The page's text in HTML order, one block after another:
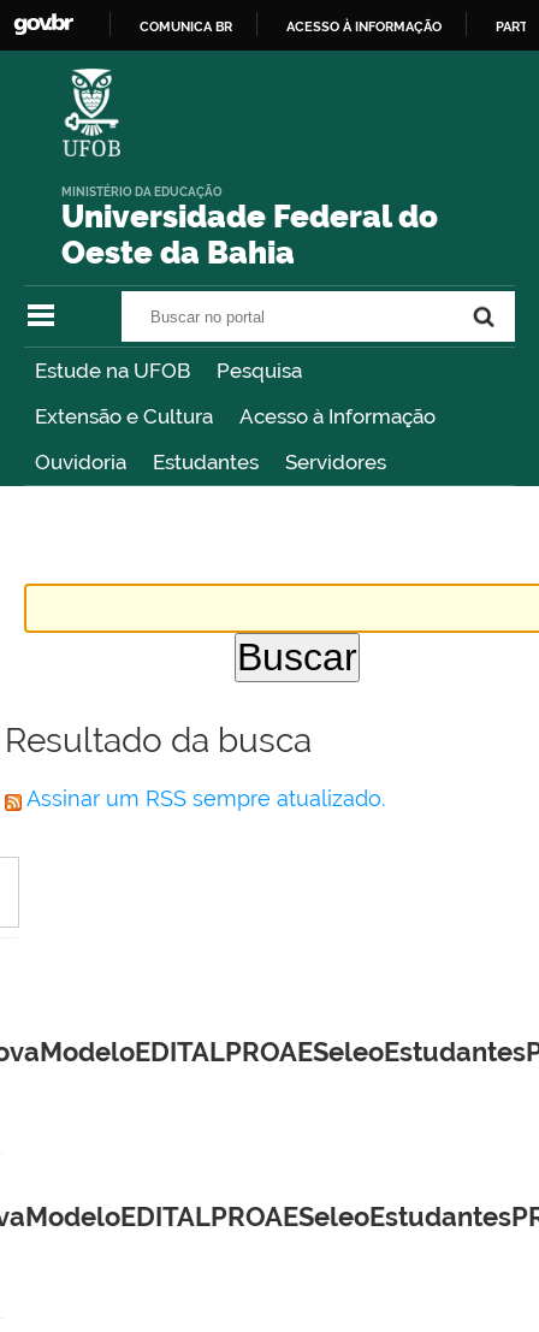
COMUNICA BR ACESSO À INFORMAÇÃO
Universidade Federal do
Oeste da Bahia
MINISTÉRIO DA EDUCAÇÃO
Estude na UFOB
Pesquisa
Extensão e Cultura
Acesso à Informação
Ouvidoria
Estudantes Servidores
Resultado da busca
Assinar um RSS sempre atualizado.